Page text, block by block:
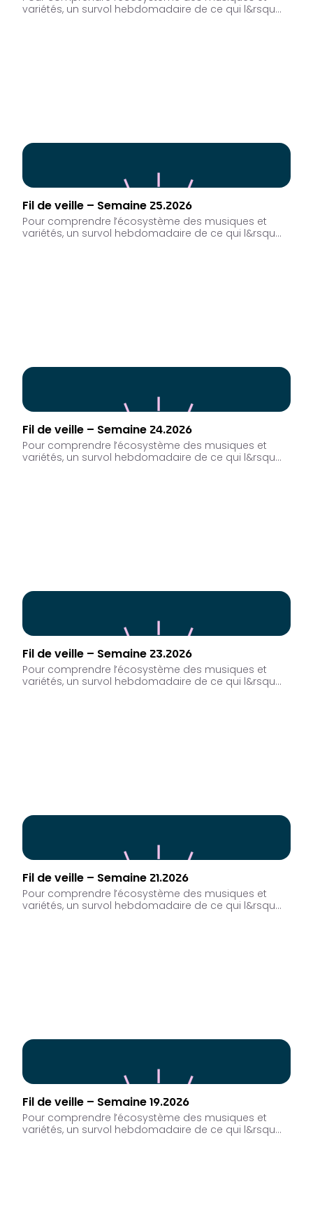
variétés, un survol hebdomadaire de ce qui l&rsqu…
Fil de veille – Semaine 25.2026
Pour comprendre l’écosystème des musiques et
variétés, un survol hebdomadaire de ce qui l&rsqu…
Fil de veille – Semaine 24.2026
Pour comprendre l’écosystème des musiques et
variétés, un survol hebdomadaire de ce qui l&rsqu…
Fil de veille – Semaine 23.2026
Pour comprendre l’écosystème des musiques et
variétés, un survol hebdomadaire de ce qui l&rsqu…
Fil de veille – Semaine 21.2026
Pour comprendre l’écosystème des musiques et
variétés, un survol hebdomadaire de ce qui l&rsqu…
Fil de veille – Semaine 19.2026
Pour comprendre l’écosystème des musiques et
variétés, un survol hebdomadaire de ce qui l&rsqu…